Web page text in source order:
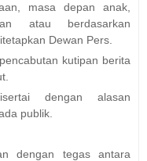
masa depan anak,
atau berdasarkan
Dewan Pers.
kutipan berita
dengan alasan
publik.
dengan tegas antara